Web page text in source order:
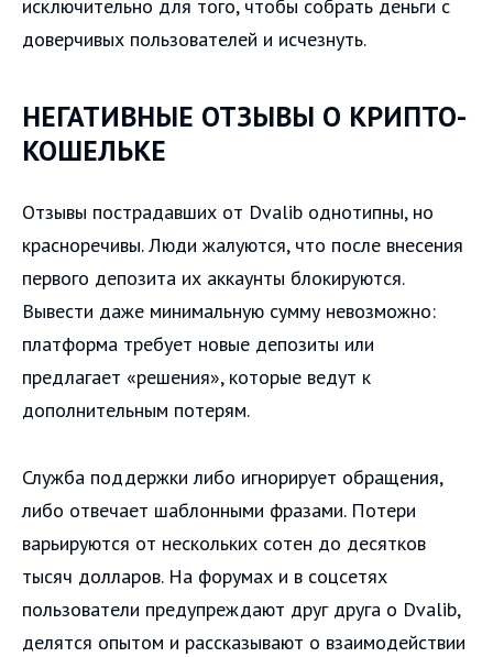
исключительно для того, чтобы собрать деньги с
доверчивых пользователей и исчезнуть.
НЕГАТИВНЫЕ ОТЗЫВЫ О КРИПТО-
КОШЕЛЬКЕ
Отзывы пострадавших от Dvalib однотипны, но
красноречивы. Люди жалуются, что после внесения
первого депозита их аккаунты блокируются.
Вывести даже минимальную сумму невозможно:
платформа требует новые депозиты или
предлагает «решения», которые ведут к
дополнительным потерям.
Служба поддержки либо игнорирует обращения,
либо отвечает шаблонными фразами. Потери
варьируются от нескольких сотен до десятков
тысяч долларов. На форумах и в соцсетях
пользователи предупреждают друг друга о Dvalib,
делятся опытом и рассказывают о взаимодействии